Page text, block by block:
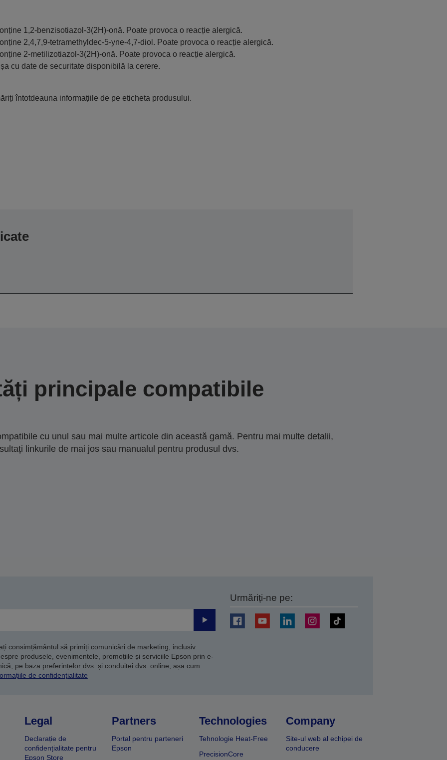
1,2-benzisotiazol-3(2H)-onă. Poate provoca o reacție alergică.
2,4,7,9-tetramethyldec-5-yne-4,7-diol. Poate provoca o reacție alergică.
2-metilizotiazol-3(2H)-onă. Poate provoca o reacție alergică.
cu date de securitate disponibilă la cerere.
întotdeauna informațiile de pe eticheta produsului.
principale compatibile
cu unul sau mai multe articole din această gamă. Pentru mai multe detalii,
linkurile de mai jos sau manualul pentru produsul dvs.
Trimiteți
consimțământul să primiți comunicări de marketing, inclusiv
produsele, evenimentele, promoțiile și serviciile Epson prin e-
pe baza preferințelor dvs. și conduitei dvs. online, așa cum
de confidențialitate
Urmăriți-ne pe:
Legal
Declarație de
confidențialitate pentru
Epson Store
Partners
Portal pentru parteneri
Epson
Technologies
Tehnologie Heat-Free
PrecisionCore
Company
Site-ul web al echipei de
conducere